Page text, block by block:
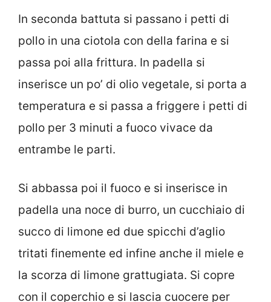
In seconda battuta si passano i petti di
pollo in una ciotola con della farina e si
passa poi alla frittura. In padella si
inserisce un po’ di olio vegetale, si porta a
temperatura e si passa a friggere i petti di
pollo per 3 minuti a fuoco vivace da
entrambe le parti.
Si abbassa poi il fuoco e si inserisce in
padella una noce di burro, un cucchiaio di
succo di limone ed due spicchi d’aglio
tritati finemente ed infine anche il miele e
la scorza di limone grattugiata. Si copre
con il coperchio e si lascia cuocere per